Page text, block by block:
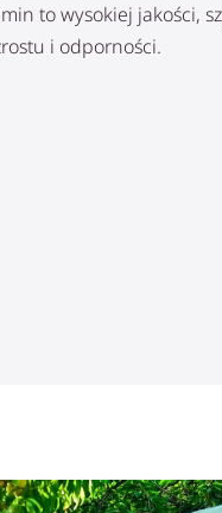
to wysokiej jakości,
i odporności.